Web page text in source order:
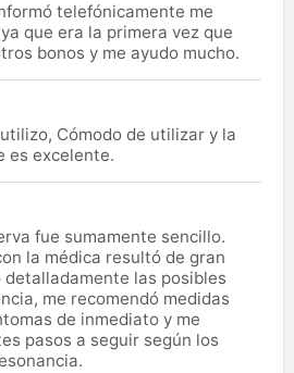
telefónicamente me
que era la primera vez que
bonos y me ayudo mucho.
Cómodo de utilizar y la
es excelente.
fue sumamente sencillo.
la médica resultó de gran
detalladamente las posibles
me recomendó medidas
de inmediato y me
pasos a seguir según los